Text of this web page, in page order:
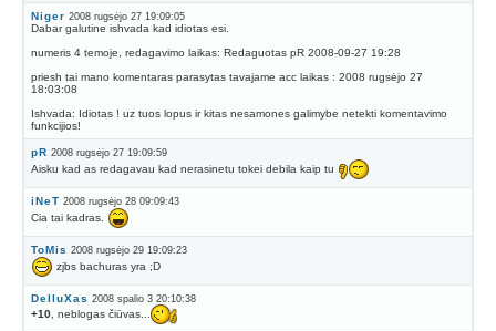
Niger 2008 rugsėjo 27 19:09:05
Dabar galutine ishvada kad idiotas esi.
numeris 4 temoje, redagavimo laikas: Redaguotas pR 2008-09-27 19:28
priesh tai mano komentaras parasytas tavajame acc laikas : 2008 rugsėjo 27
18:03:08
Ishvada: Idiotas ! uz tuos lopus ir kitas nesamones galimybe netekti komentavimo
funkcijios!
pR 2008 rugsėjo 27 19:09:59
Aisku kad as redagavau kad nerasinetu tokei debila kaip tu
iNeT 2008 rugsėjo 28 09:09:43
Cia tai kadras.
ToMis 2008 rugsėjo 29 19:09:23
zjbs bachuras yra ;D
DelluXas 2008 spalio 3 20:10:38
+10, neblogas čiūvas...